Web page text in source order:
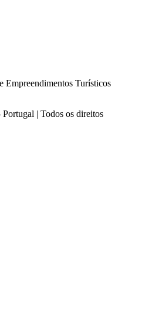
Empreendimentos Turísticos
| Todos os direitos